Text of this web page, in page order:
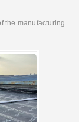
the manufacturing